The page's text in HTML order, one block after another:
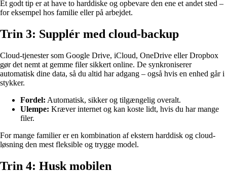
Et godt tip er at have to harddiske og opbevare den ene et andet sted –
for eksempel hos familie eller på arbejdet.
Trin 3: Supplér med cloud-backup
Cloud-tjenester som Google Drive, iCloud, OneDrive eller Dropbox
gør det nemt at gemme filer sikkert online. De synkroniserer
automatisk dine data, så du altid har adgang – også hvis en enhed går i
stykker.
Fordel: Automatisk, sikker og tilgængelig overalt.
Ulempe: Kræver internet og kan koste lidt, hvis du har mange
filer.
For mange familier er en kombination af ekstern harddisk og cloud-
løsning den mest fleksible og trygge model.
Trin 4: Husk mobilen